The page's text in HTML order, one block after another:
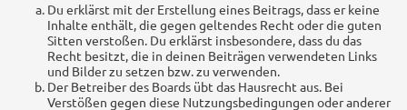
Du erklärst mit der Erstellung eines Beitrags, dass er keine
Inhalte enthält, die gegen geltendes Recht oder die guten
Sitten verstoßen. Du erklärst insbesondere, dass du das
Recht besitzt, die in deinen Beiträgen verwendeten Links
und Bilder zu setzen bzw. zu verwenden.
Der Betreiber des Boards übt das Hausrecht aus. Bei
Verstößen gegen diese Nutzungsbedingungen oder anderer